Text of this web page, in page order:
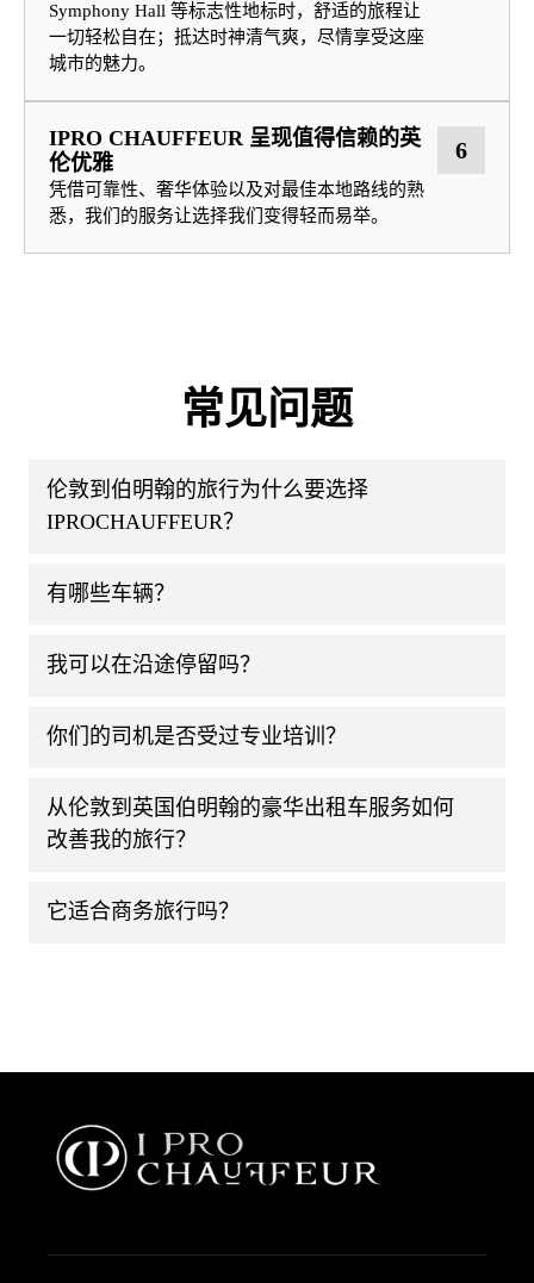
Symphony Hall 等标志性地标时，舒适的旅程让
一切轻松自在；抵达时神清气爽，尽情享受这座
城市的魅力。
IPRO CHAUFFEUR 呈现值得信赖的英
伦优雅
凭借可靠性、奢华体验以及对最佳本地路线的熟
悉，我们的服务让选择我们变得轻而易举。
6
常见问题
伦敦到伯明翰的旅行为什么要选择
IPROCHAUFFEUR？
有哪些车辆？
我可以在沿途停留吗？
你们的司机是否受过专业培训？
从伦敦到英国伯明翰的豪华出租车服务如何
改善我的旅行？
它适合商务旅行吗？